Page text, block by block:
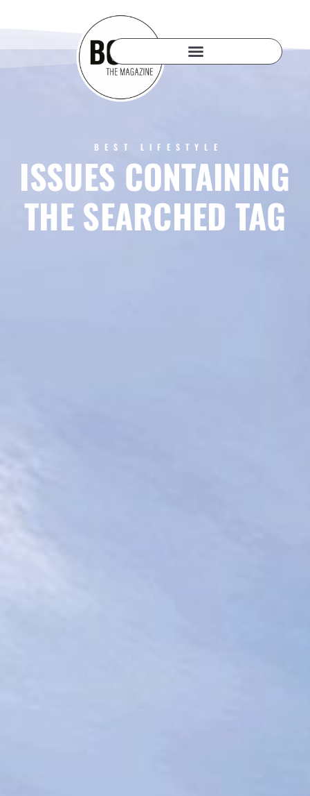
BEST LIFESTYLE
ISSUES CONTAINING
THE SEARCHED TAG